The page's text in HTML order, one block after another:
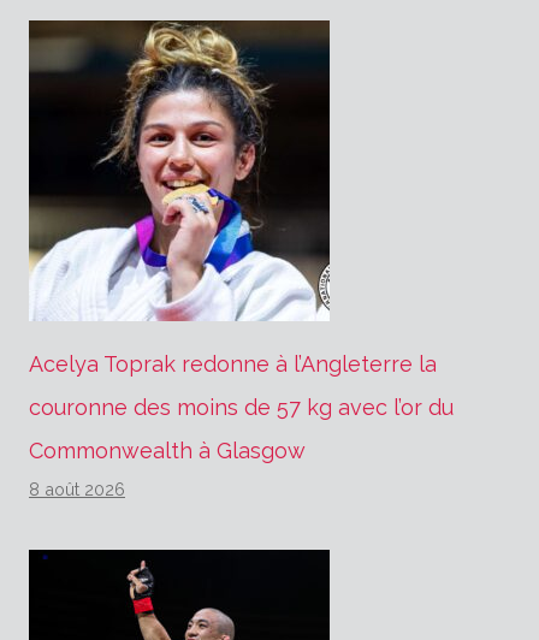
Acelya Toprak redonne à l’Angleterre la
couronne des moins de 57 kg avec l’or du
Commonwealth à Glasgow
8 août 2026